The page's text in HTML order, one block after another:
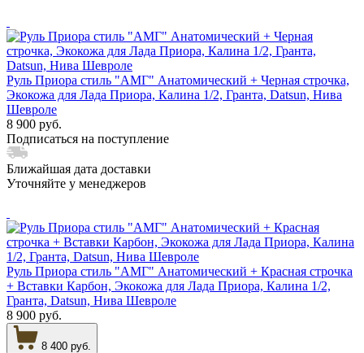
Руль Приора стиль "АМГ" Анатомический + Черная строчка,
Экокожа для Лада Приора, Калина 1/2, Гранта, Datsun, Нива
Шевроле
8 900 руб.
Подписаться на поступление
Ближайшая дата доставки
Уточняйте у менеджеров
Руль Приора стиль "АМГ" Анатомический + Красная строчка
+ Вставки Карбон, Экокожа для Лада Приора, Калина 1/2,
Гранта, Datsun, Нива Шевроле
8 900 руб.
8 400 руб.